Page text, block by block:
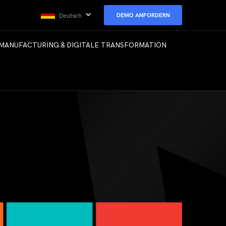
DEMO ANFORDERN
Deutsch
& DIGITALE TRANSFORMATION